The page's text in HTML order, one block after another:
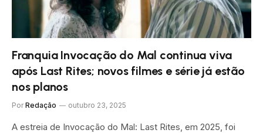
Franquia Invocação do Mal continua viva
após Last Rites; novos filmes e série já estão
nos planos
Por Redação outubro 23, 2025
A estreia de Invocação do Mal: Last Rites, em 2025, foi